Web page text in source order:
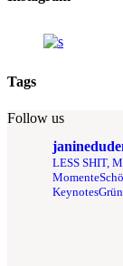
Tags
Follow us
LESS SHIT,
Momente
Keynotes